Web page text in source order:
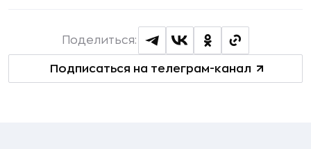
Подписаться на телеграм-канал
Поделиться: